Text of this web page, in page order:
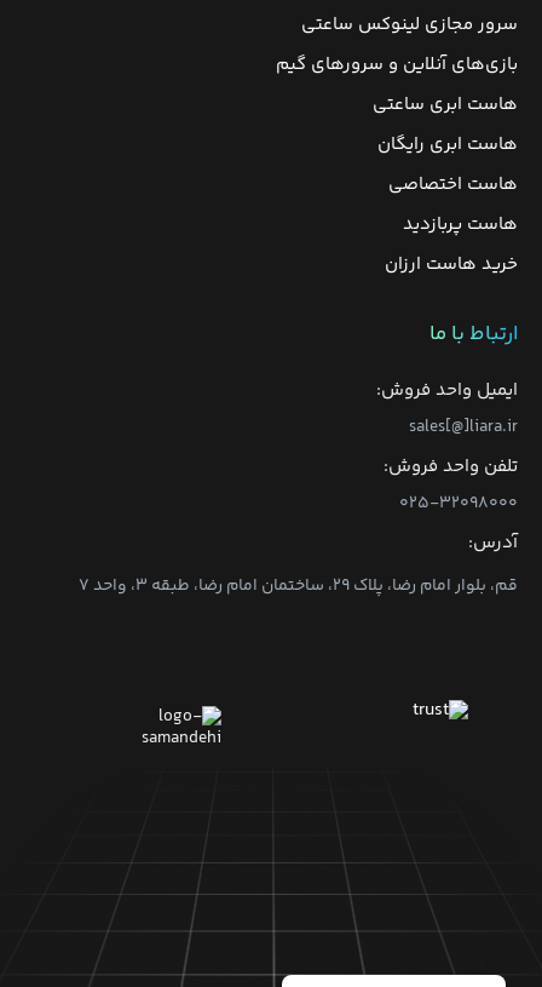
سرور مجازی لینوکس ساعتی
بازی‌های آنلاین و سرورهای گیم
هاست ابری ساعتی
هاست ابری رایگان
هاست اختصاصی
هاست پربازدید
خرید هاست ارزان
ارتباط با ما
ایمیل واحد فروش:
sales[@]liara.ir
تلفن واحد فروش:
۰۲۵-۳۲۰۹۸۰۰۰
آدرس:
قم، بلوار امام رضا، پلاک ۲۹، ساختمان امام رضا، طبقه ۳، واحد ۷